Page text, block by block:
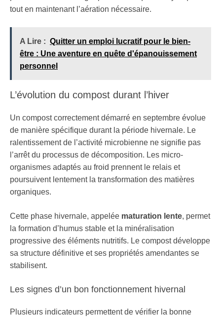
tout en maintenant l’aération nécessaire.
A Lire : Quitter un emploi lucratif pour le bien-
être : Une aventure en quête d'épanouissement
personnel
L’évolution du compost durant l’hiver
Un compost correctement démarré en septembre évolue
de manière spécifique durant la période hivernale. Le
ralentissement de l’activité microbienne ne signifie pas
l’arrêt du processus de décomposition. Les micro-
organismes adaptés au froid prennent le relais et
poursuivent lentement la transformation des matières
organiques.
Cette phase hivernale, appelée maturation lente, permet
la formation d’humus stable et la minéralisation
progressive des éléments nutritifs. Le compost développe
sa structure définitive et ses propriétés amendantes se
stabilisent.
Les signes d’un bon fonctionnement hivernal
Plusieurs indicateurs permettent de vérifier la bonne